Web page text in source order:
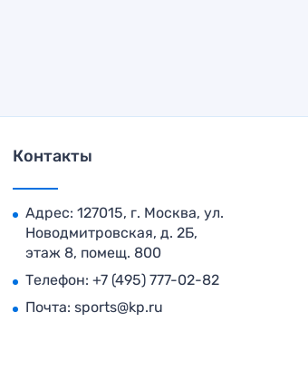
Контакты
Адрес: 127015, г. Москва, ул.
Новодмитровская, д. 2Б,
этаж 8, помещ. 800
Телефон: +7 (495) 777-02-82
Почта: sports@kp.ru